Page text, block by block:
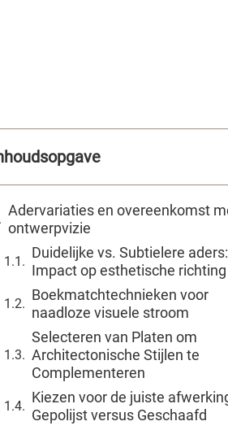
Adervariaties en overeenkomst
ontwerpvizie
Duidelijke vs. Subtielere aders:
Impact op esthetische richting
Boekmatchtechnieken voor
naadloze visuele stroom
Selecteren van Platen om
Architectonische Stijlen te
Complementeren
Kiezen voor de juiste
Gepolijst versus Geschaafd